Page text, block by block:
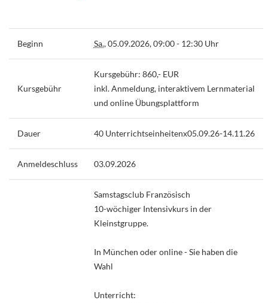
Beginn Sa., 05.09.2026, 09:00 - 12:30 Uhr
Kursgebühr
Kursgebühr: 860,- EUR
inkl. Anmeldung, interaktivem Lernmaterial
und online Übungsplattform
Dauer 40 Unterrichtseinheitenx05.09.26-14.11.26
Anmeldeschluss 03.09.2026
Samstagsclub Französisch
10-wöchiger Intensivkurs in der
Kleinstgruppe.
In München oder online - Sie haben die
Wahl
Unterricht: